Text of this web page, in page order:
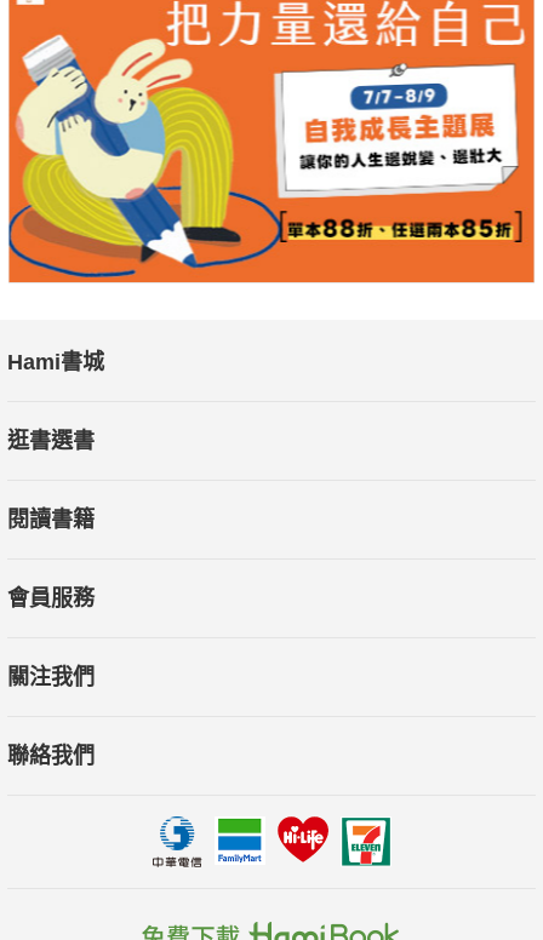
Hami書城
逛書選書
閱讀書籍
會員服務
關注我們
聯絡我們